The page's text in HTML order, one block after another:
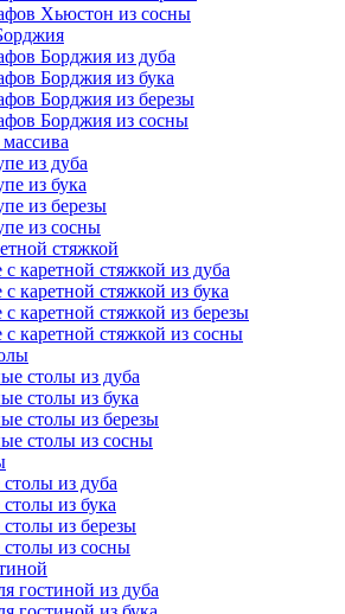
Хьюстон из сосны
Борджия из дуба
Борджия из бука
Борджия из березы
Борджия из сосны
из дуба
из бука
из березы
из сосны
стяжкой
каретной стяжкой из дуба
каретной стяжкой из бука
каретной стяжкой из березы
каретной стяжкой из сосны
столы из дуба
столы из бука
столы из березы
столы из сосны
из дуба
из бука
из березы
из сосны
гостиной из дуба